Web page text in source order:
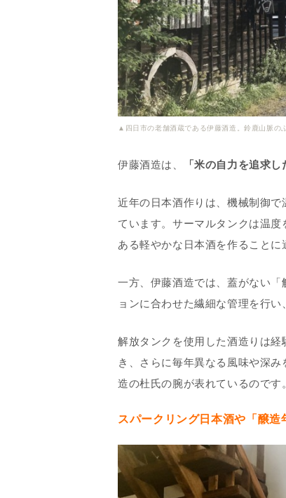
▲四日市の老舗酒蔵である伊藤酒造。鈴鹿山脈の
伊藤酒造は、 「米の自力を追求
近年の日本酒作りは、機械制御
ています。サーマルタンクは温
ある軽やかな日本酒を作ることに
一方、伊藤酒造では、蓋がない
ョンに合わせた繊細な管理を行
解放タンクを使用した酒造りは
き、さらに毎年異なる風味や深
造の杜氏の腕が表れているのです
スパークリング日本酒や「醸